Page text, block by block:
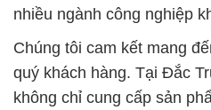
nhiều ngành công nghiệp
Chúng tôi cam kết mang
quý khách hàng. Tại Đắc
không chỉ cung cấp sản